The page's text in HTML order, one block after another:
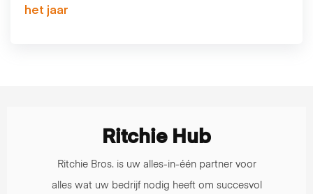
het jaar
Ritchie Hub
Ritchie Bros. is uw alles-in-één partner voor
alles wat uw bedrijf nodig heeft om succesvol